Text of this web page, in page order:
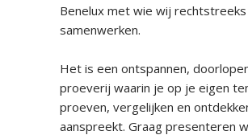
Benelux met wie wij rechtstreeks
samenwerken.
Het is een ontspannen,
proeverij waarin je op je eigen
proeven, vergelijken en
aanspreekt. Graag presenteren